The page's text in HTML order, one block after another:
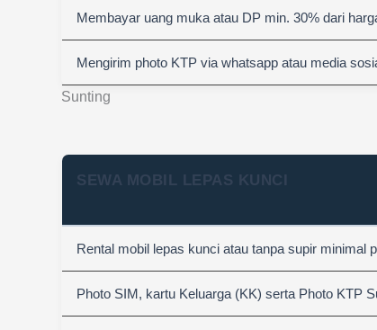
Sunting
Membayar uang muka atau DP min. 30% dari
Mengirim photo KTP via whatsapp atau media
SEWA MOBIL LEPAS KUNCI
Rental mobil lepas kunci atau tanpa supir minimal
Photo SIM, kartu Keluarga (KK) serta Photo KTP